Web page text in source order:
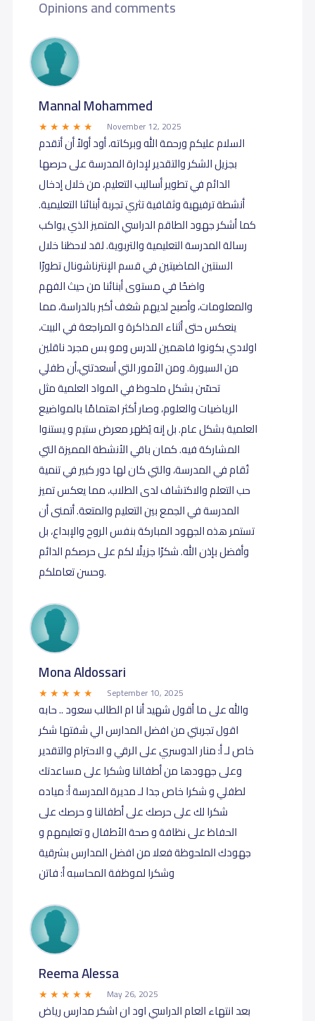
Opinions and comments
Mannal Mohammed
November 12, 2025
السلام عليكم ورحمة الله وبركاته، أود أولاً أن أتقدم
بجزيل الشكر والتقدير لإدارة المدرسة على حرصها
الدائم في تطوير أساليب التعليم، من خلال إدخال
أنشطة ترفيهية وثقافية تثري تجربة أبنائنا التعليمية.
كما أشكر جهود الطاقم الدراسي المتميز الذي يواكب
رسالة المدرسة التعليمية والتربوية. لقد لاحظنا خلال
السنتين الماضيتين في قسم الإنترناشونال تطورًا
واضحًا في مستوى أبنائنا من حيث الفهم
والمعلومات، وأصبح لديهم شغف أكبر بالدراسة، مما
ينعكس حتى أثناء المذاكرة و المراجعة في البيت،
اولادي بكونوا فاهمين للدرس ومو بس مجرد ناقلين
من السبورة. ومن الأمور التي أسعدتني،أن طفلي
تحسّن بشكل ملحوظ في المواد العلمية مثل
الرياضيات والعلوم، وصار أكثر اهتمامًا بالمواضيع
العلمية بشكل عام. بل إنه يُظهر معرض ستيم و يستنوا
المشاركة فيه. كمان باقي الأنشطة المميزة التي
تُقام في المدرسة، والتي كان لها دور كبير في تنمية
حب التعلم والاكتشاف لدى الطلاب، مما يعكس تميز
المدرسة في الجمع بين التعليم والمتعة. أتمنى أن
تستمر هذه الجهود المباركة بنفس الروح والإبداع، بل
وأفضل بإذن الله. شكرًا جزيلًا لكم على حرصكم الدائم
وحسن تعاملكم.
Mona Aldossari
September 10, 2025
والله على ما أقول شهيد أنا ام الطالب سعود .. حابه
اقول تجربتي من افضل المدارس الي شفتها شكر
خاص لـ أ: منار الدوسري على الرقي و الاحترام والتقدير
وعلى جهودها من أطفالنا وشكرا على مساعدتك
لطفلي و شكرا خاص جدا لـ مديرة المدرسة أ: مياده
شكرا لك على حرصك على أطفالنا و حرصك على
الحفاظ على نظافة و صحة الأطفال و تعليمهم و
جهودك الملحوظة فعلا من افضل المدارس بشرقية
وشكرا لموظفة المحاسبه أ: فاتن
Reema Alessa
May 26, 2025
بعد انتهاء العام الدراسي اود ان اشكر مدارس رياض